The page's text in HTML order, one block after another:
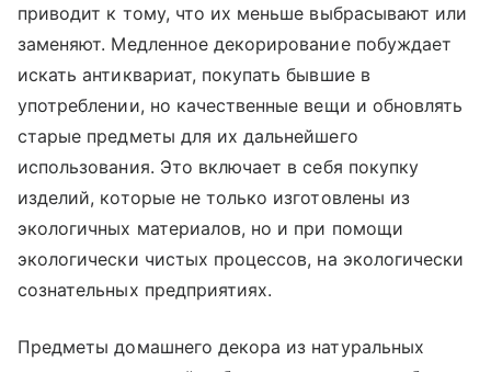
приводит к тому, что их меньше выбрасывают или
заменяют. Медленное декорирование побуждает
искать антиквариат, покупать бывшие в
употреблении, но качественные вещи и обновлять
старые предметы для их дальнейшего
использования. Это включает в себя покупку
изделий, которые не только изготовлены из
экологичных материалов, но и при помощи
экологически чистых процессов, на экологически
сознательных предприятиях.
Предметы домашнего декора из натуральных